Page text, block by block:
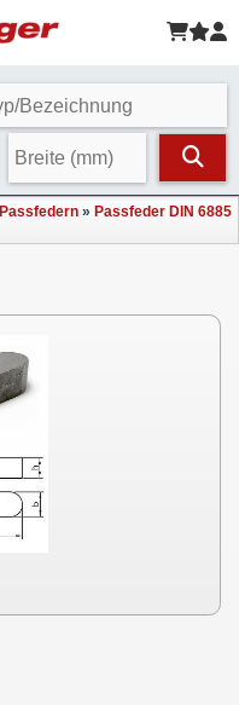
Passfedern » Passfeder DIN 6885